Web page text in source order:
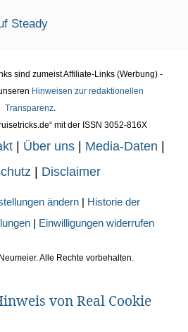
sind zumeist Affiliate-Links (Werbung) -
Hinweisen zur redaktionellen
Transparenz
mit der ISSN 3052-816X
| Über uns| Media-Daten |
| Disclaimer
ändern| Historie der
| Einwilligungen widerrufen
Alle Rechte vorbehalten.
von Real Cookie